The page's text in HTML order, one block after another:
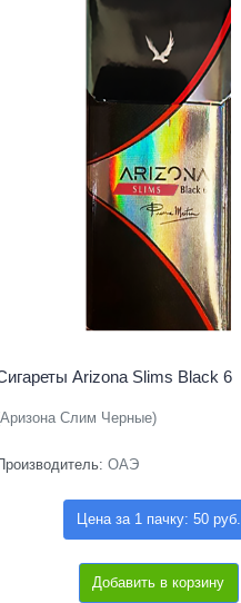
Arizona Slims Black 6
Слим Черные)
ОАЭ
Цена за 1 пачку: 50 руб.
Добавить в корзину